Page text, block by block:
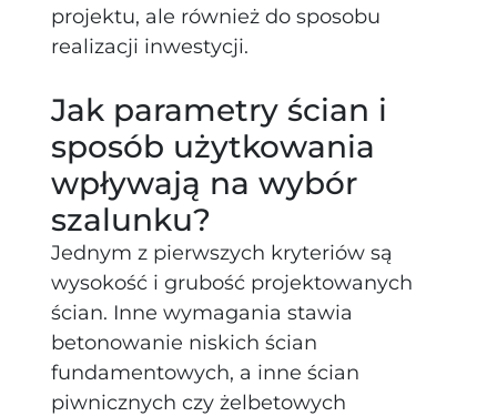
projektu, ale również do sposobu
realizacji inwestycji.
Jak parametry ścian i
sposób użytkowania
wpływają na wybór
szalunku?
Jednym z pierwszych kryteriów są
wysokość i grubość projektowanych
ścian. Inne wymagania stawia
betonowanie niskich ścian
fundamentowych, a inne ścian
piwnicznych czy żelbetowych